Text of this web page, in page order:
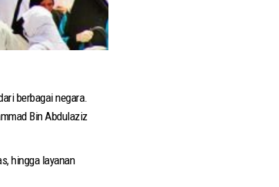
berbagai negara.
Bin Abdulaziz
hingga layanan